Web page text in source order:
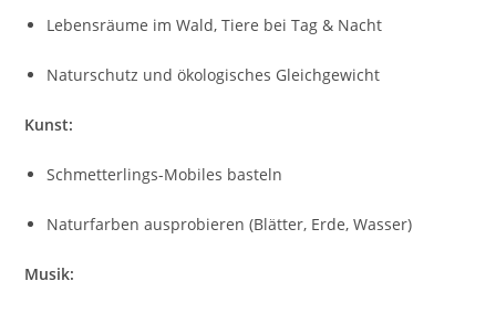
Lebensräume im Wald, Tiere bei Tag & Nacht
Naturschutz und ökologisches Gleichgewicht
Kunst:
Schmetterlings-Mobiles basteln
Naturfarben ausprobieren (Blätter, Erde, Wasser)
Musik: